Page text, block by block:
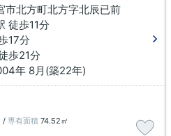
市北方町北方字北辰已前
徒歩11分
17分
歩21分
年 8月(築22年)
/ 専有面積 74.52㎡